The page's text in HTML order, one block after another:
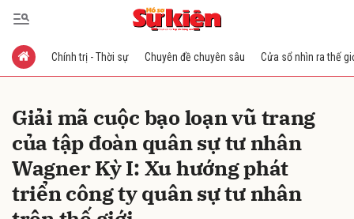
Chính trị - Thời sự Chuyên đề chuyên sâu Cửa sổ nhìn ra thế
Giải mã cuộc bạo loạn vũ trang
của tập đoàn quân sự tư nhân
Wagner Kỳ I: Xu hướng phát
triển công ty quân sự tư nhân
Gửi bình luận